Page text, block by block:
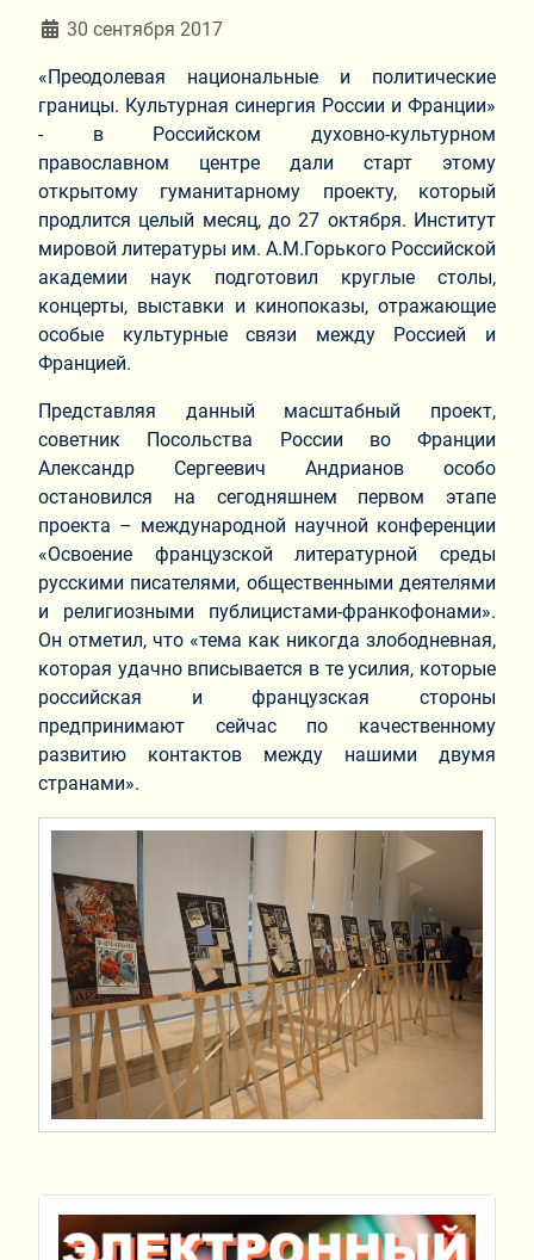
Информация о материале
30 сентября 2017
«Преодолевая национальные и политические
границы. Культурная синергия России и Франции»
- в Российском духовно-культурном
православном центре дали старт этому
открытому гуманитарному проекту, который
продлится целый месяц, до 27 октября. Институт
мировой литературы им. А.М.Горького Российской
академии наук подготовил круглые столы,
концерты, выставки и кинопоказы, отражающие
особые культурные связи между Россией и
Францией.
Представляя данный масштабный проект,
советник Посольства России во Франции
Александр Сергеевич Андрианов особо
остановился на сегодняшнем первом этапе
проекта – международной научной конференции
«Освоение французской литературной среды
русскими писателями, общественными деятелями
и религиозными публицистами-франкофонами».
Он отметил, что «тема как никогда злободневная,
которая удачно вписывается в те усилия, которые
российская и французская стороны
предпринимают сейчас по качественному
развитию контактов между нашими двумя
странами».